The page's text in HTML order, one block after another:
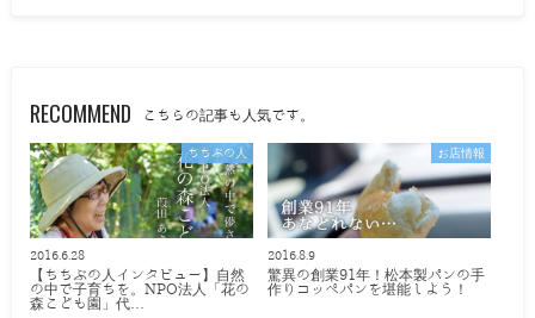
RECOMMEND こちらの記事も人気です。
ちちぶの人
2016.6.28
【ちちぶの人インタビュー】自然
の中で子育ちを。NPO法人「花の
森こども園」代…
お店情報
2016.8.9
驚異の創業91年！松本製パンの手
作りコッペパンを堪能しよう！